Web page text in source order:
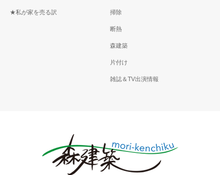
★私が家を売る訳 掃除
断熱
森建築
片付け
雑誌＆TV出演情報